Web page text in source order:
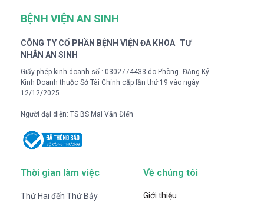
BỆNH VIỆN AN SINH
CÔNG TY CỔ PHẦN BỆNH VIỆN ĐA KHOA TƯ
NHÂN AN SINH
Giấy phép kinh doanh số : 0302774433 do Phòng Đăng Ký
Kinh Doanh thuộc Sở Tài Chính cấp lần thứ 19 vào ngày
12/12/2025
Người đại diện: TS BS Mai Văn Điển
Thời gian làm việc
Thứ Hai đến Thứ Bảy
Về chúng tôi
Giới thiệu